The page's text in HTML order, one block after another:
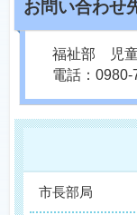
福祉部 児
電話：
市長部局